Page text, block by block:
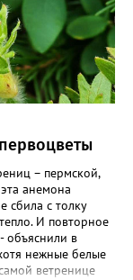
– пермской,
анемона
сбила с толку
И повторное
объяснили в
нежные белые
ветренице